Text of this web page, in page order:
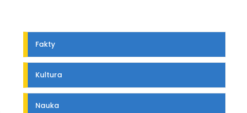
Fakty
Kultura
Nauka